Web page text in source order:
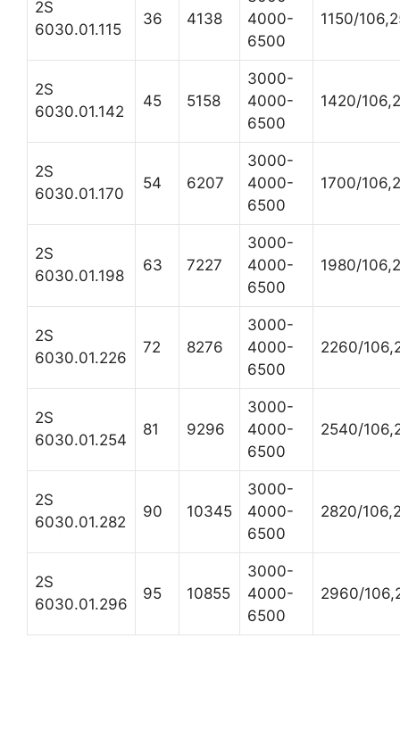
2S
6030.01.115
36 4138
4000-
6500
1150/
2S
6030.01.142
45 5158
3000-
4000-
6500
1420/
2S
6030.01.170
54 6207
3000-
4000-
6500
1700/
2S
6030.01.198
63 7227
3000-
4000-
6500
1980/
2S
6030.01.226
72 8276
3000-
4000-
6500
2260/
2S
6030.01.254
81 9296
3000-
4000-
6500
2540/
2S
6030.01.282
90 10345
3000-
4000-
6500
2820/
2S
6030.01.296
95 10855
3000-
4000-
6500
2960/